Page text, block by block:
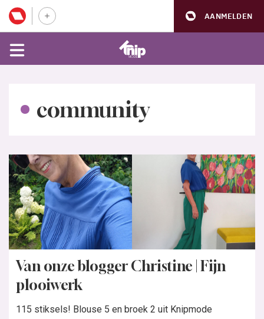
AANMELDEN
community
Van onze blogger Christine | Fijn
plooiwerk
115 stiksels! Blouse 5 en broek 2 uit Knipmode